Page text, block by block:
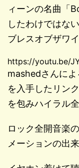
ィーンの名曲「
したわけではな
ブレスオブザワ
https://youtu.be/
mashedさんに
を入手したリン
を包みハイラル
ロック全開音楽
メーションの出